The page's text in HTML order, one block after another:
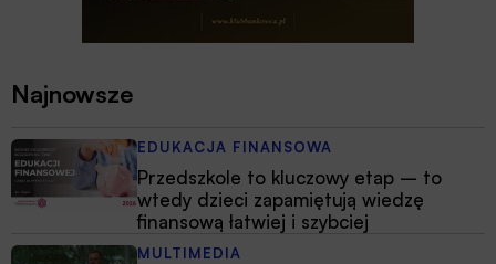
Najnowsze
EDUKACJA FINANSOWA
Przedszkole to kluczowy etap – to
wtedy dzieci zapamiętują wiedzę
finansową łatwiej i szybciej
MULTIMEDIA